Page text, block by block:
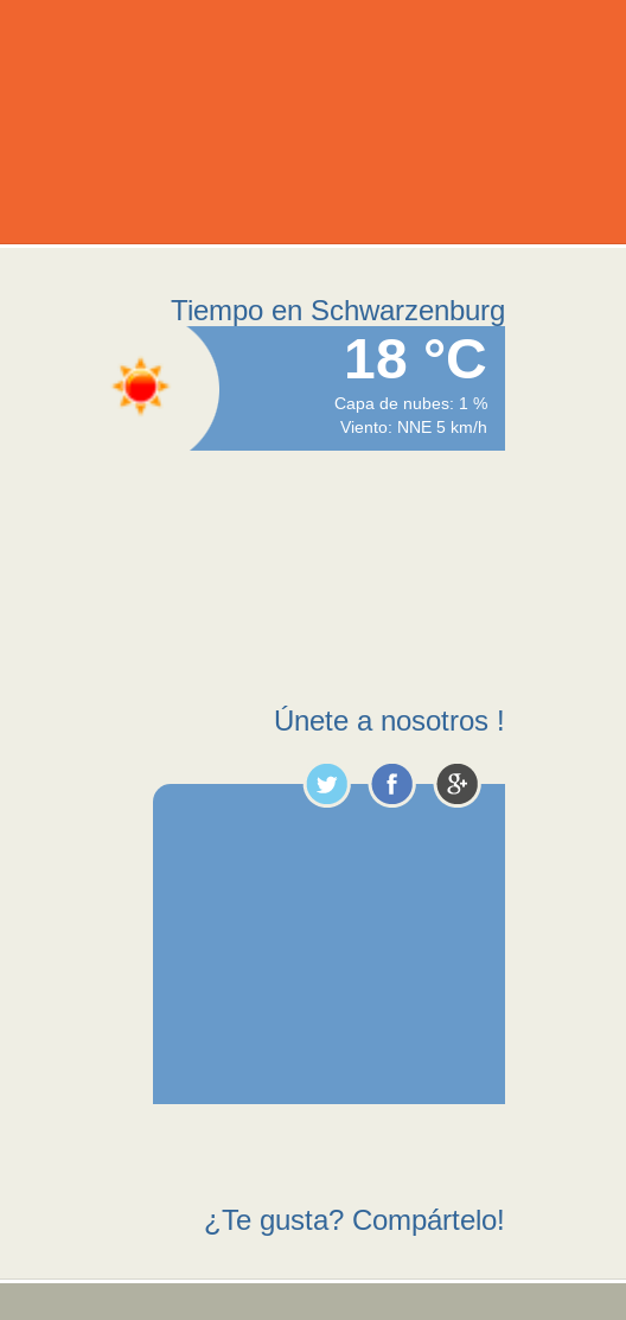
Tiempo en Schwarzenburg
18 °C
Capa de nubes: 1 %
Viento: NNE 5 km/h
Únete a nosotros !
¿Te gusta? Compártelo!